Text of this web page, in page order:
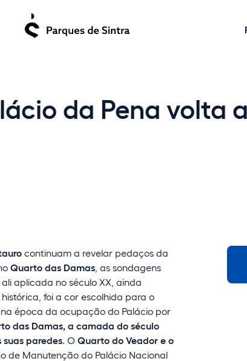
da Pena volta
continuam a revelar pedaços da
Quarto das Damas , as sondagens
aplicada no século XX, ainda
foi a cor escolhida para o
época da ocupação do Palácio por
das Damas, a camada do século
paredes. O Quarto do Veador e o
de Manutenção do Palácio Nacional